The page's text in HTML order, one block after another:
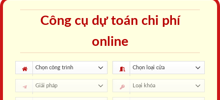
Công cụ dự toán chi phí
online